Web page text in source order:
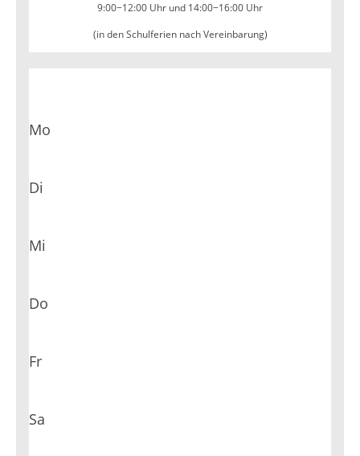
9:00−12:00 Uhr und 14:00−16:00 Uhr
(in den Schulferien nach Vereinbarung)
Mo
Di
Mi
Do
Fr
Sa